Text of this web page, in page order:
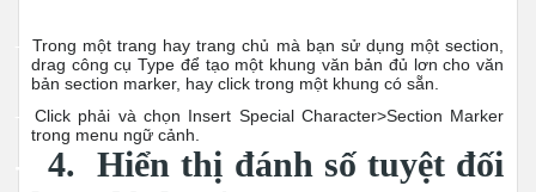
-
Trong một trang hay trang chủ mà bạn sử dụng một section,
drag công cụ Type để tạo một khung văn bản đủ lơn cho văn
bản section marker, hay click trong một khung có sẵn.
-
Click phải và chọn Insert Special Character>Section Marker
trong menu ngữ cảnh.
-
4. Hiển thị đánh số tuyệt đối